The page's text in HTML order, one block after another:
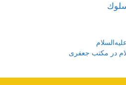
در مکتب جعفری